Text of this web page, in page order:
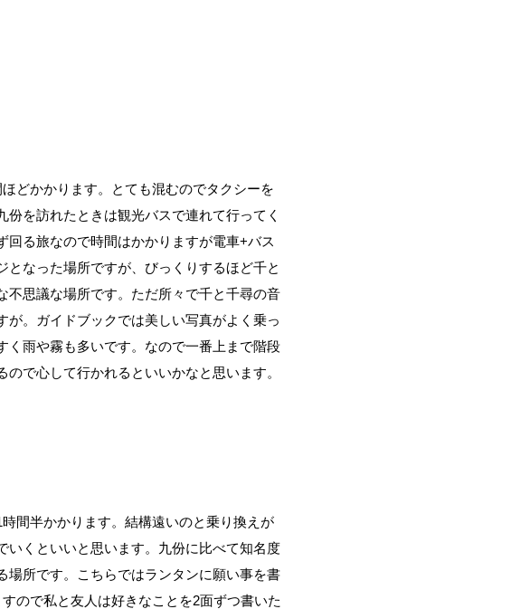
どかかります。とても混むのでタクシーを
を訪れたときは観光バスで連れて行ってく
る旅なので時間はかかりますが電車+バス
なった場所ですが、びっくりするほど千と
不思議な場所です。ただ所々で千と千尋の音
。ガイドブックでは美しい写真がよく乗っ
く雨や霧も多いです。なので一番上まで階段
で心して行かれるといいかなと思います。
間半かかります。結構遠いのと乗り換えが
いくといいと思います。九份に比べて知名度
場所です。こちらではランタンに願い事を書
ので私と友人は好きなことを2面ずつ書いた